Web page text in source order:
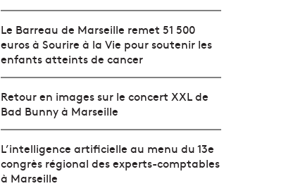
Le Barreau de Marseille remet 51 500
euros à Sourire à la Vie pour soutenir les
enfants atteints de cancer
Retour en images sur le concert XXL de
Bad Bunny à Marseille
L’intelligence artificielle au menu du 13e
congrès régional des experts-comptables
à Marseille